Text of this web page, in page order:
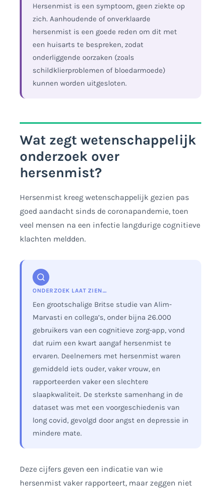
Hersenmist is een symptoom, geen ziekte op
zich. Aanhoudende of onverklaarde
hersenmist is een goede reden om dit met
een huisarts te bespreken, zodat
onderliggende oorzaken (zoals
schildklierproblemen of bloedarmoede)
kunnen worden uitgesloten.
Wat zegt wetenschappelijk
onderzoek over
hersenmist?
Hersenmist kreeg wetenschappelijk gezien pas
goed aandacht sinds de coronapandemie, toen
veel mensen na een infectie langdurige cognitieve
klachten meldden.
ONDERZOEK LAAT ZIEN…
Een grootschalige Britse studie van Alim-
Marvasti en collega’s, onder bijna 26.000
gebruikers van een cognitieve zorg-app, vond
dat ruim een kwart aangaf hersenmist te
ervaren. Deelnemers met hersenmist waren
gemiddeld iets ouder, vaker vrouw, en
rapporteerden vaker een slechtere
slaapkwaliteit. De sterkste samenhang in de
dataset was met een voorgeschiedenis van
long covid, gevolgd door angst en depressie in
mindere mate.
Deze cijfers geven een indicatie van wie
hersenmist vaker rapporteert, maar zeggen niet